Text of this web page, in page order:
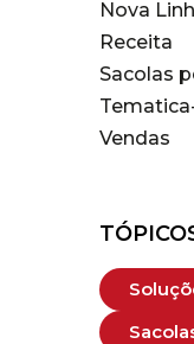
Nova
Receita
Sacolas
Vendas